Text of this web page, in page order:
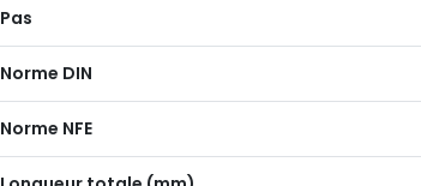
Pas
Norme DIN
Norme NFE